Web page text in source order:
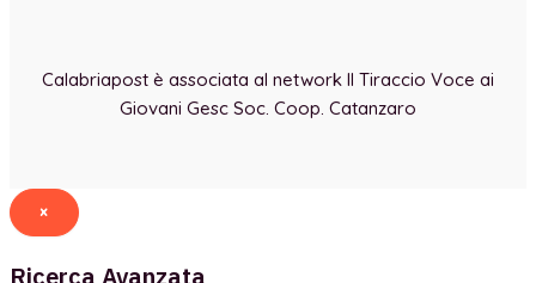
Calabriapost è associata al network Il Tiraccio Voce ai
Giovani Gesc Soc. Coop. Catanzaro
×
Ricerca Avanzata